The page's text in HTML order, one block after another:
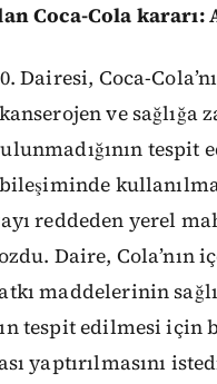
Coca-Cola kararı:
Dairesi, Coca-
ve sağlığa
tespit
reddeden yerel
Daire, Cola’nın
maddelerinin
tespit edilmesi
yaptırılmasını